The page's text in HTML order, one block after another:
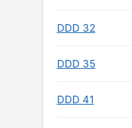
DDD 32
DDD 35
DDD 41